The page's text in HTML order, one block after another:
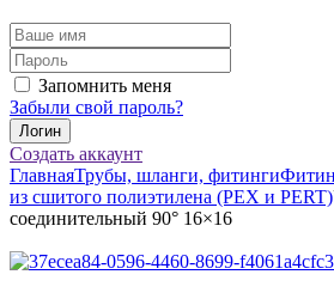
Запомнить меня
Забыли свой пароль?
Создать аккаунт
ГлавнаяТрубы, шланги, фитинги
из сшитого полиэтилена (PEX и PERT)
соединительный 90° 16×16